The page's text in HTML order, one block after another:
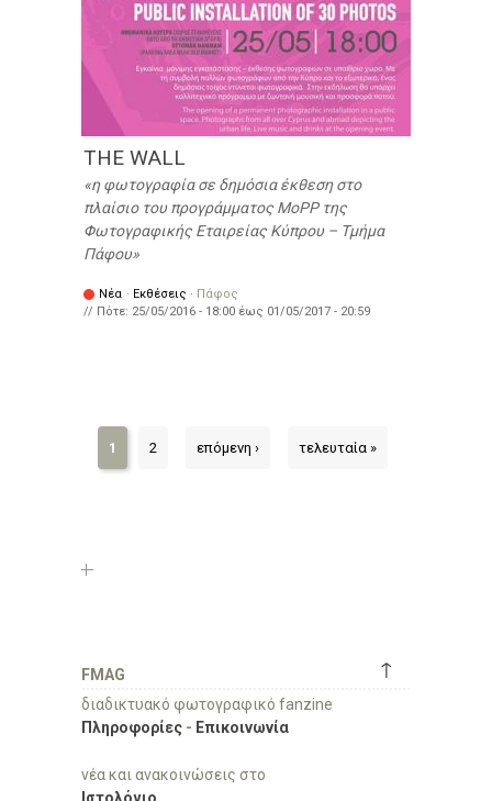
THE WALL
η φωτογραφία σε δημόσια έκθεση στο
πλαίσιο του προγράμματος MoPP της
Φωτογραφικής Εταιρείας Κύπρου – Τμήμα
Πάφου
Νέα · Εκθέσεις · Πάφος
// Πότε: 25/05/2016 - 18:00 έως 01/05/2017 - 20:59
1 2 επόμενη › τελευταία »
↑
FMAG
διαδικτυακό φωτογραφικό fanzine
Πληροφορίες - Επικοινωνία
νέα και ανακοινώσεις στο